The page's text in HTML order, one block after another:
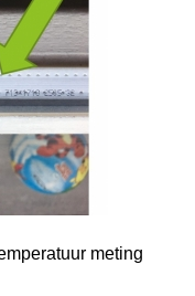
meting